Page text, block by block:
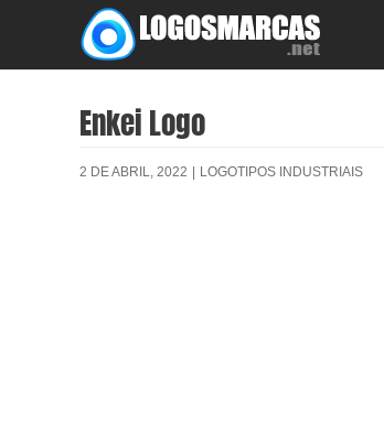
content
Enkei Logo
2 DE ABRIL, 2022 | LOGOTIPOS INDUSTRIAIS